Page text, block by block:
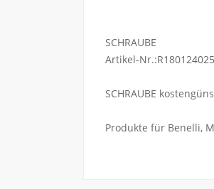
SCHRAUBE
Artikel-
SCHRAUBE
Produkte für Benelli,